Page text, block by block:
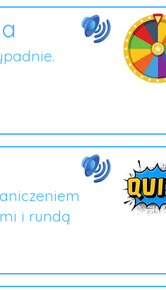
i rundą